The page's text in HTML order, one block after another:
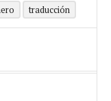
traducción